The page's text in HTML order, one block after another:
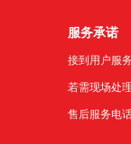
服务承诺
接到用户服
若需现场处
售后服务电